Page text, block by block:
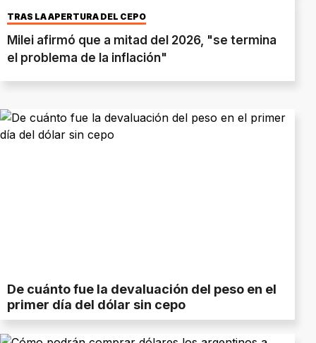
TRAS LA APERTURA DEL CEPO
Milei afirmó que a mitad del 2026, "se termina
el problema de la inflación"
De cuánto fue la devaluación del peso en el
primer día del dólar sin cepo